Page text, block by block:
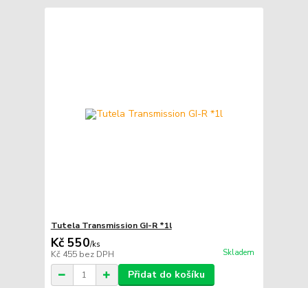
Tutela Transmission GI-R *1l
Kč 550/ks
Kč 455 bez DPH Skladem
Přidat do košíku